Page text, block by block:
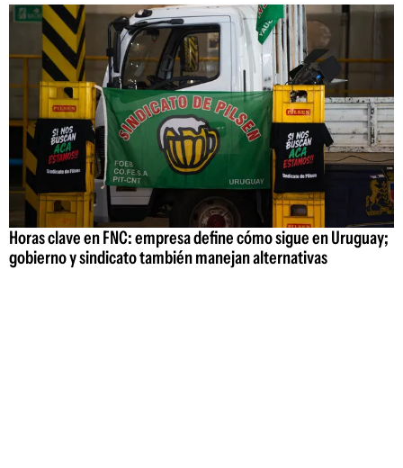
Horas clave en FNC: empresa define cómo sigue en Uruguay;
gobierno y sindicato también manejan alternativas